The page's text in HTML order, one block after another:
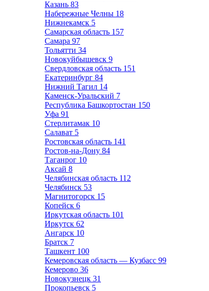
Казань 83
Набережные Челны 18
Нижнекамск 5
Самарская область 157
Самара 97
Тольятти 34
Новокуйбышевск 9
Свердловская область 151
Екатеринбург 84
Нижний Тагил 14
Каменск-Уральский 7
Республика Башкортостан 150
Уфа 91
Стерлитамак 10
Салават 5
Ростовская область 141
Ростов-на-Дону 84
Таганрог 10
Аксай 8
Челябинская область 112
Челябинск 53
Магнитогорск 15
Копейск 6
Иркутская область 101
Иркутск 62
Ангарск 10
Братск 7
Ташкент 100
Кемеровская область — Кузбасс 99
Кемерово 36
Новокузнецк 31
Прокопьевск 5